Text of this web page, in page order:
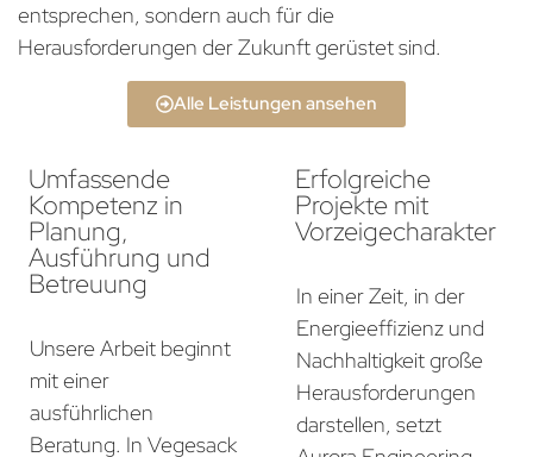
entsprechen, sondern auch für die
Herausforderungen der Zukunft gerüstet sind.
Alle Leistungen ansehen
Umfassende
Kompetenz in
Planung,
Ausführung und
Betreuung
Unsere Arbeit beginnt
mit einer
ausführlichen
Beratung. In Vegesack
Erfolgreiche
Projekte mit
Vorzeigecharakter
In einer Zeit, in der
Energieeffizienz und
Nachhaltigkeit große
Herausforderungen
darstellen, setzt